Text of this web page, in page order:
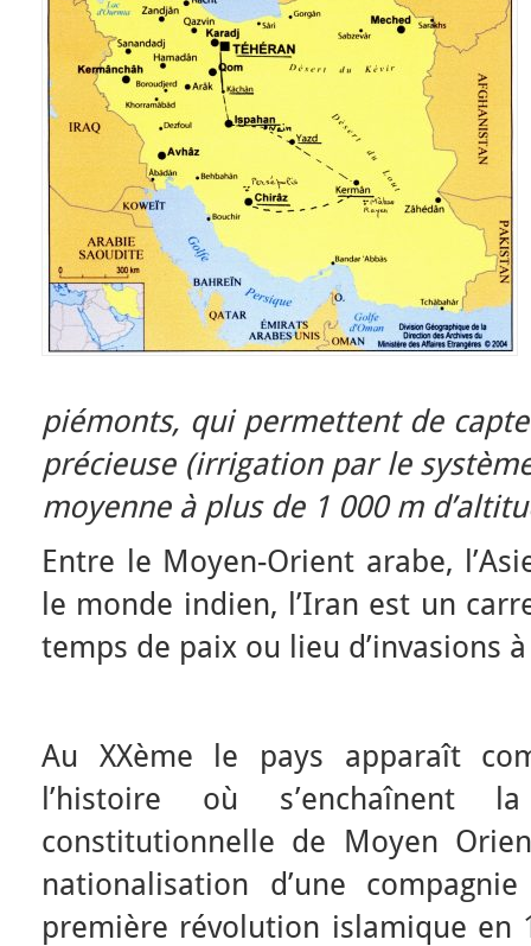
piémonts, qui permettent de
précieuse (irrigation par le
moyenne à plus de 1 000 m
Entre le Moyen-Orient arabe,
le monde indien, l’Iran est un
temps de paix ou lieu d’invasions
Au XXème le pays apparaît
l’histoire où s’enchaînent
constitutionnelle de Moyen
nationalisation d’une
première révolution islamique en